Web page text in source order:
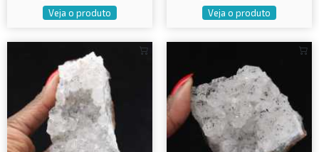
Veja o produto Veja o produto